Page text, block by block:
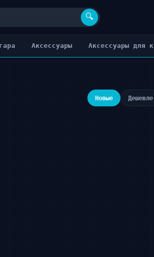
🔍
Аксессуары Аксессуары для
Новые Дешевле